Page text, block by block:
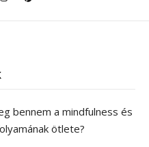
bennem a mindfulness és
ötlete?